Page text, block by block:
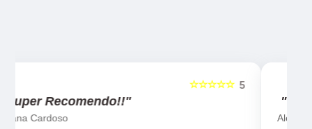
☆☆☆☆☆
"Recomendo!!"
Alexsandro Sr